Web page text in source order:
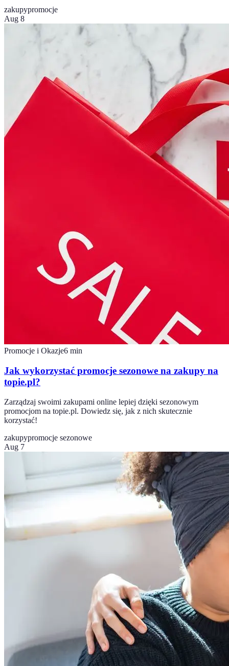
zakupypromocje
Aug 8
Promocje i Okazje6 min
Jak wykorzystać promocje sezonowe na zakupy na
topie.pl?
Zarządzaj swoimi zakupami online lepiej dzięki sezonowym
promocjom na topie.pl. Dowiedz się, jak z nich skutecznie
korzystać!
zakupypromocje sezonowe
Aug 7